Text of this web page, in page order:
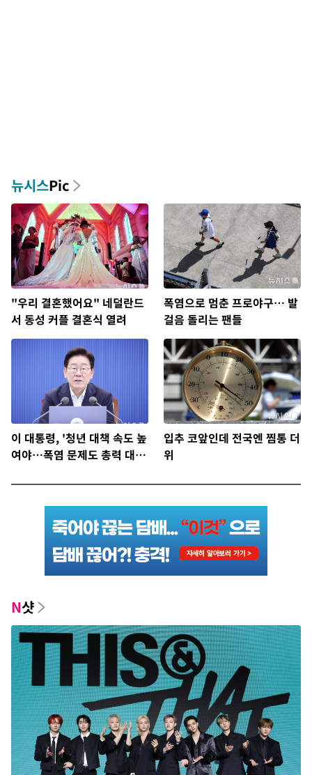
뉴시스Pic
"우리 결혼했어요" 네덜란드
서 동성 커플 결혼식 열려
폭염으로 멈춘 프로야구… 발
걸음 돌리는 팬들
이 대통령, '청년 대책 속도 높
여야…폭염 문제도 총력 대
입추 코앞인데 전국엔 찜통 더
위
N샷